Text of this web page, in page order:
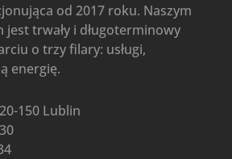
od 2017 roku. Naszym
jest trwały i długoterminowy
o trzy filary: usługi,
energię.
150 Lublin